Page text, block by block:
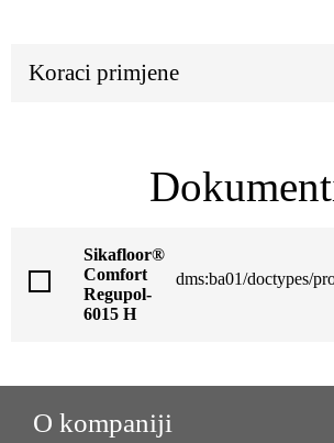
Koraci primjene
Sikafloor®
Comfort
Regupol-
6015 H
dms:ba01/doctypes/
O kompaniji